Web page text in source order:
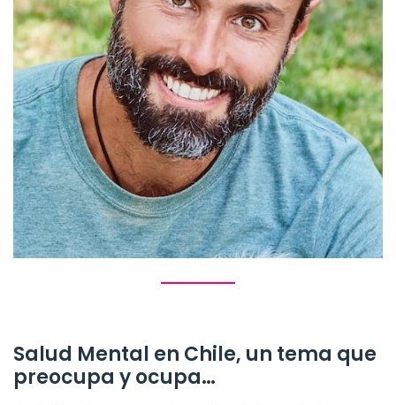
Salud Mental en Chile, un tema que
preocupa y ocupa…